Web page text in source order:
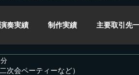
演奏実績 制作実績 主要取引先
イベント
次会ペーティーなど）